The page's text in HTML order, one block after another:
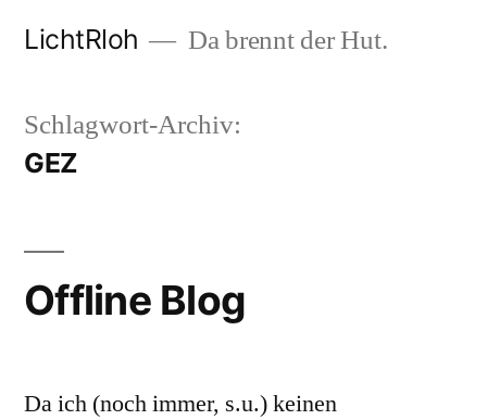
LichtRloh Da brennt der Hut.
Schlagwort-Archiv:
GEZ
Offline Blog
Da ich (noch immer, s.u.) keinen